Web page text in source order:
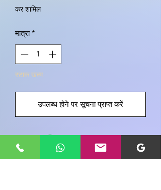
कर शामिल
मात्रा *
स्टाक खत्म
उपलब्ध होने पर सूचना प्राप्त करें